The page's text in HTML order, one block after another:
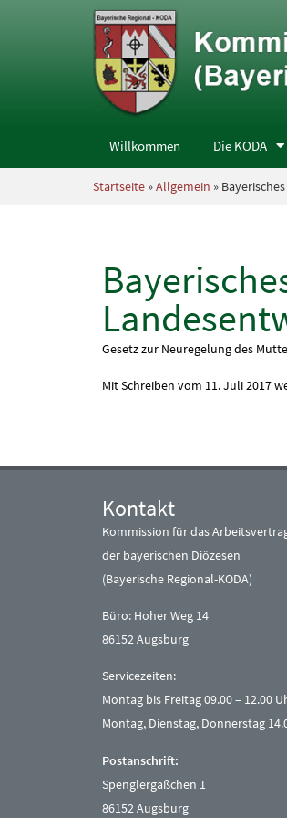
Willkommen Die KODA
Startseite »Allgemein »
Gesetz zur Neuregelung des
Mit Schreiben vom 11. Juli 2017
Kontakt
Kommission für das
der bayerischen Diözesen
(Bayerische Regional-KODA)
Büro: Hoher Weg 14
86152 Augsburg
Servicezeiten:
Montag bis Freitag 09.00 – 12.00
Montag, Dienstag, Donnerstag
Postanschrift:
Spenglergäßchen 1
86152 Augsburg